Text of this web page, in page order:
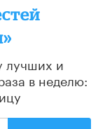
лучших и
в неделю: